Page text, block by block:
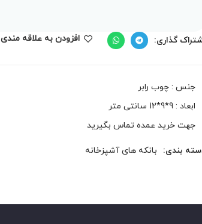
گذاری: افزودن به علاقه مندی
جنس : چوب رابر
ابعاد : 9*9*12 سانتی متر
جهت خرید عمده تماس بگیرید
بندی: بانکه های آشپزخانه